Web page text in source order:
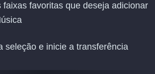
faixas favoritas que deseja adicionar
seleção e inicie a transferência